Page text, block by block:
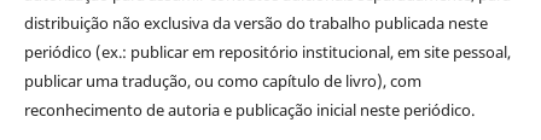
distribuição não exclusiva da versão do trabalho publicada neste
periódico (ex.: publicar em repositório institucional, em site pessoal,
publicar uma tradução, ou como capítulo de livro), com
reconhecimento de autoria e publicação inicial neste periódico.